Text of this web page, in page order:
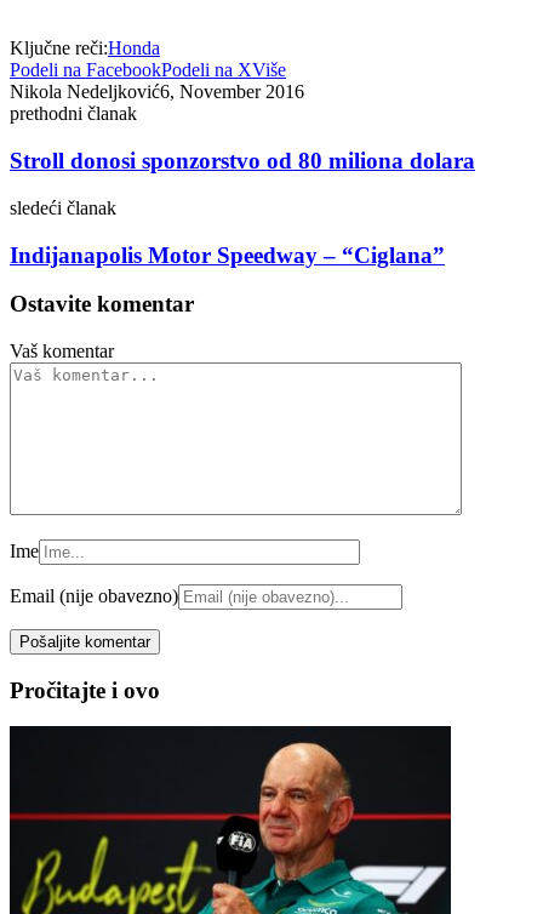
Ključne reči:Honda
Podeli na FacebookPodeli na XViše
Nikola Nedeljković6, November 2016
prethodni članak
Stroll donosi sponzorstvo od 80 miliona dolara
sledeći članak
Indijanapolis Motor Speedway – “Ciglana”
Ostavite komentar
Vaš komentar
Ime
Email (nije obavezno)
Pročitajte i ovo